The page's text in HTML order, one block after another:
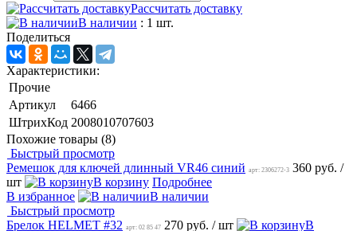
Рассчитать доставку
В наличии : 1 шт.
Поделиться
Характеристики:
Прочие
Артикул
6466
ШтрихКод 2008010707603
Похожие товары (8)
Быстрый просмотр
Ремешок для ключей длинный VR46 синий арт: 2306272-3 360 руб. /
шт
В корзину Подробнее
В избранное
В наличии
Быстрый просмотр
Брелок HELMET #32 арт: 02 85 47 270 руб. / шт
В